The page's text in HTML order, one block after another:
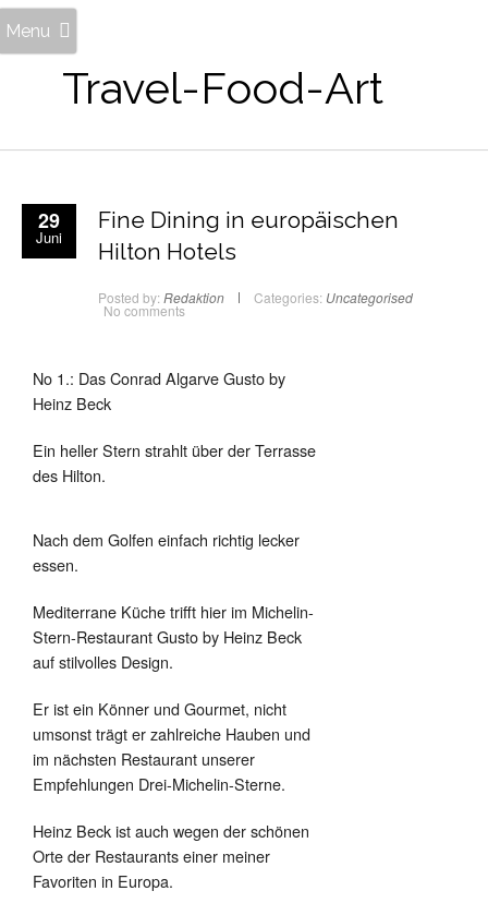
Travel-Food-Art
Menu
29
Juni
Fine Dining in europäischen
Hilton Hotels
Posted by: Redaktion Categories: Uncategorised
No comments
No 1.: Das Conrad Algarve Gusto by
Heinz Beck
Ein heller Stern strahlt über der Terrasse
des Hilton.
Nach dem Golfen einfach richtig lecker
essen.
Mediterrane Küche trifft hier im Michelin-
Stern-Restaurant Gusto by Heinz Beck
auf stilvolles Design.
Er ist ein Könner und Gourmet, nicht
umsonst trägt er zahlreiche Hauben und
im nächsten Restaurant unserer
Empfehlungen Drei-Michelin-Sterne.
Heinz Beck ist auch wegen der schönen
Orte der Restaurants einer meiner
Favoriten in Europa.